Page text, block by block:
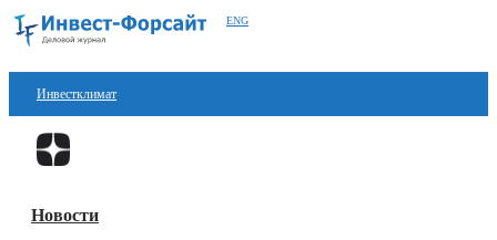
ENG
Инвестклимат
Финансы
Блокчейн
Новости